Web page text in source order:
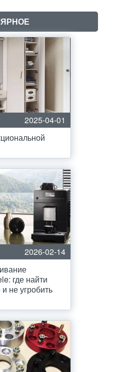
2025-04-01
2026-02-14
где найти
не угробить